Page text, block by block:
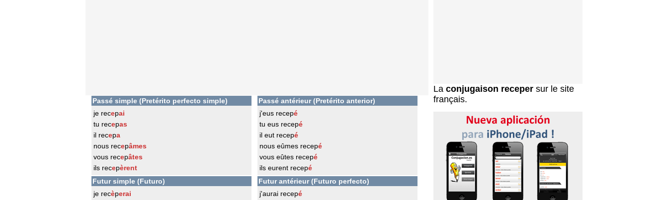
Passé simple (Pretérito perfecto simple)
je recepai
tu recepas
il recepa
nous recepâmes
vous recepâtes
ils recepèrent
Passé antérieur (Pretérito anterior)
j'eus recepé
tu eus recepé
il eut recepé
nous eûmes recepé
vous eûtes recepé
ils eurent recepé
Futur simple (Futuro)
je recèperai
Futur antérieur (Futuro perfecto)
j'aurai recepé
La conjugaison receper sur le site
français.